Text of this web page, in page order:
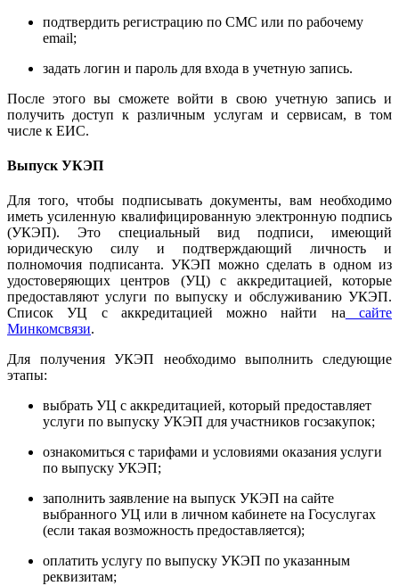
подтвердить регистрацию по СМС или по рабочему
email;
задать логин и пароль для входа в учетную запись.
После этого вы сможете войти в свою учетную запись и
получить доступ к различным услугам и сервисам, в том
числе к ЕИС.
Выпуск УКЭП
Для того, чтобы подписывать документы, вам необходимо
иметь усиленную квалифицированную электронную подпись
(УКЭП). Это специальный вид подписи, имеющий
юридическую силу и подтверждающий личность и
полномочия подписанта. УКЭП можно сделать в одном из
удостоверяющих центров (УЦ) с аккредитацией, которые
предоставляют услуги по выпуску и обслуживанию УКЭП.
Список УЦ с аккредитацией можно найти на сайте
Минкомсвязи.
Для получения УКЭП необходимо выполнить следующие
этапы:
выбрать УЦ с аккредитацией, который предоставляет
услуги по выпуску УКЭП для участников госзакупок;
ознакомиться с тарифами и условиями оказания услуги
по выпуску УКЭП;
заполнить заявление на выпуск УКЭП на сайте
выбранного УЦ или в личном кабинете на Госуслугах
(если такая возможность предоставляется);
оплатить услугу по выпуску УКЭП по указанным
реквизитам;